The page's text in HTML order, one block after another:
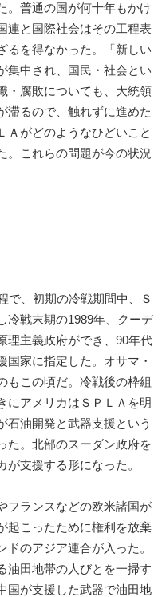
。普通の国が何十年もかけ
連と国際社会はその工程表
るを得なかった。「新しい
集中され、国民・社会とい
・腐敗についても、大統領
滞るので、触れずに進めた
Ａがどのようなひどいこと
。これらの問題が今の状況
、初期の冷戦期間中、Ｓ
冷戦末期の1989年、クーデ
理主義政府ができ、90年代
国家に指定した。オサマ・
もこの頃だ。冷戦後の枠組
にアメリカはＳＰＬＡを明
石油開発と武器支援という
た。北部のスーダン政府を
支援する形になった。
フランスなどの欧米諸国が
起こったために権利を放棄
ドのアジア連合が入った。
油田地帯の人びとを一掃す
国が支援した武器で油田地